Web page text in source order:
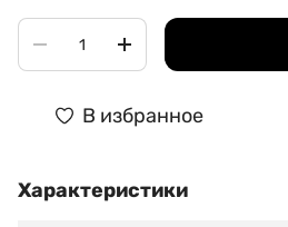
В избранное
Характеристики